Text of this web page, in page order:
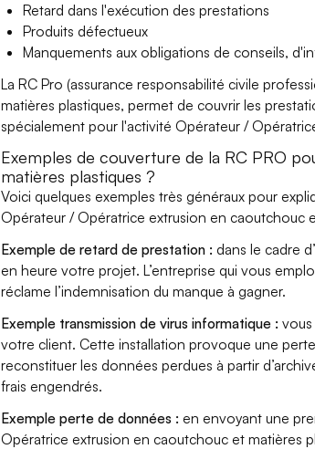
Retard dans l'exécution des prestations
Produits défectueux
Manquements aux obligations de conseils,
La RC Pro (assurance responsabilité civile
matières plastiques, permet de couvrir les
spécialement pour l'activité Opérateur /
Exemples de couverture de la RC PRO
matières plastiques ?
Voici quelques exemples très généraux pour
Opérateur / Opératrice extrusion en caoutchouc
Exemple de retard de prestation : dans le cadre
en heure votre projet. L’entreprise qui vous
réclame l’indemnisation du manque à gagner.
Exemple transmission de virus informatique :
votre client. Cette installation provoque une
reconstituer les données perdues à partir
frais engendrés.
Exemple perte de données : en envoyant une
Opératrice extrusion en caoutchouc et matières